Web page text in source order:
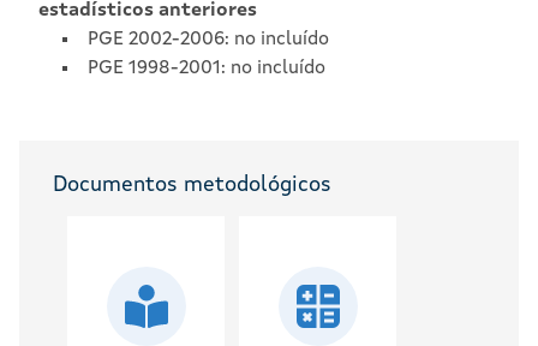
estadísticos anteriores
PGE 2002-2006: no incluído
PGE 1998-2001: no incluído
Documentos metodológicos